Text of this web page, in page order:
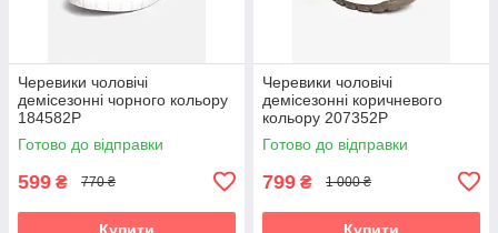
Черевики чоловічі
демісезонні чорного кольору
184582P
Готово до відправки
599 ₴ 770 ₴
Купити
Черевики чоловічі
демісезонні коричневого
кольору 207352P
Готово до відправки
799 ₴ 1 000 ₴
Купити